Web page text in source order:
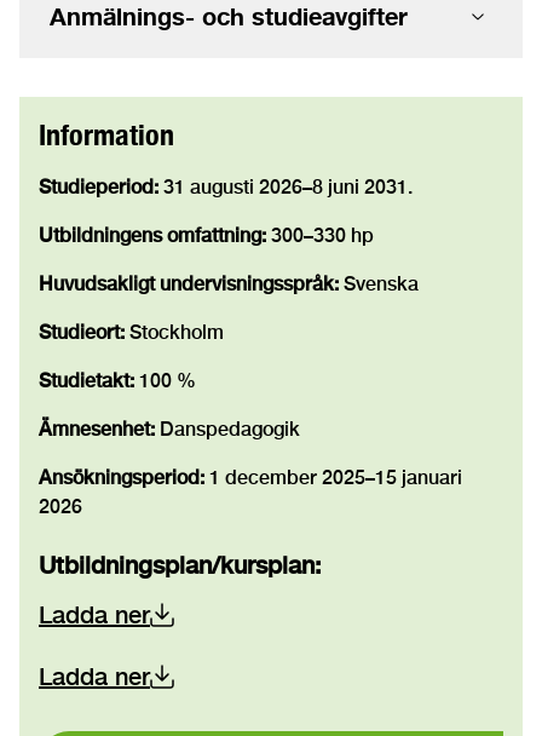
Anmälnings- och studieavgifter
Information
Studieperiod: 31 augusti 2026–8 juni 2031.
Utbildningens omfattning: 300–330 hp
Huvudsakligt undervisningsspråk: Svenska
Studieort: Stockholm
Studietakt: 100 %
Ämnesenhet: Danspedagogik
Ansökningsperiod: 1 december 2025–15 januari
2026
Utbildningsplan/kursplan:
Ladda ner
Ladda ner